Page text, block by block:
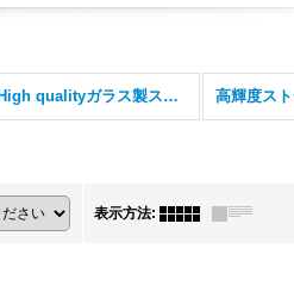
High qualityガラス製ストーン
表示方法: